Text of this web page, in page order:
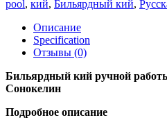
pool, кий, Бильярдный кий,
Описание
Specification
Отзывы (0)
Бильярдный кий ручной
Сонокелин
Подробное описание